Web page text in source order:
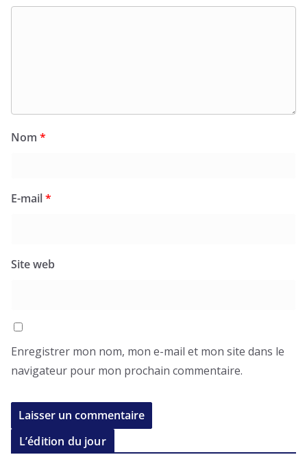
Nom *
E-mail*
Site web
Enregistrer mon nom, mon e-mail et mon site dans le
navigateur pour mon prochain commentaire.
L’édition du jour